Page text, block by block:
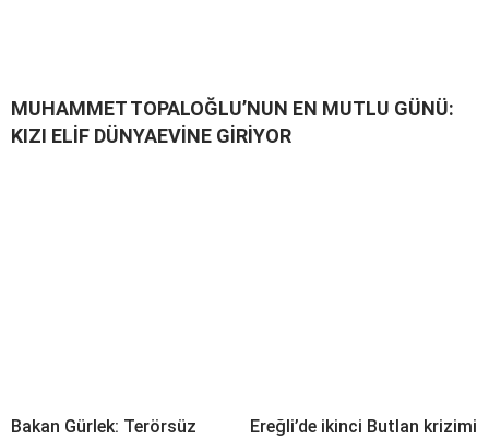
MUHAMMET TOPALOĞLU’NUN EN MUTLU GÜNÜ:
KIZI ELİF DÜNYAEVİNE GİRİYOR
Bakan Gürlek: Terörsüz
Ereğli’de ikinci Butlan krizimi